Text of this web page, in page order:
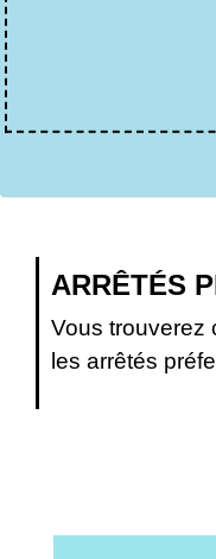
ARRÊTÉS
Vous trouverez
les arrêtés